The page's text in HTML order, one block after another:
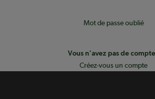
Mot de passe oublié
Vous n’avez pas de
Créez-vous un compte